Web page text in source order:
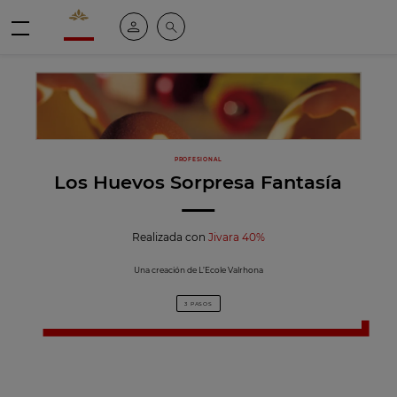
Valrhona - Imaginons le meilleur du chocolat
Mi cuentaBuscar
PROFESIONAL
Los Huevos Sorpresa Fantasía
Realizada con Jivara 40%
Una creación de L’Ecole Valrhona
3 PASOS